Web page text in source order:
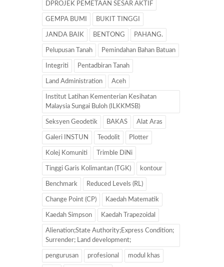
DPROJEK PEMETAAN SESAR AKTIF
GEMPA BUMI BUKIT TINGGI
JANDA BAIK BENTONG PAHANG.
Pelupusan Tanah Pemindahan Bahan Batuan
Integriti Pentadbiran Tanah
Land Administration Aceh
Institut Latihan Kementerian Kesihatan
Malaysia Sungai Buloh (ILKKMSB)
Seksyen Geodetik BAKAS Alat Aras
Galeri INSTUN Teodolit Plotter
Kolej Komuniti Trimble DiNi
Tinggi Garis Kolimantan (TGK) kontour
Benchmark Reduced Levels (RL)
Change Point (CP) Kaedah Matematik
Kaedah Simpson Kaedah Trapezoidal
Alienation;State Authority;Express Condition;
Surrender; Land development;
pengurusan profesional modul khas